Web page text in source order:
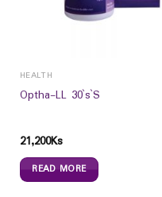
HEALTH
Optha-LL 30`s`S
21,200Ks
READ MORE